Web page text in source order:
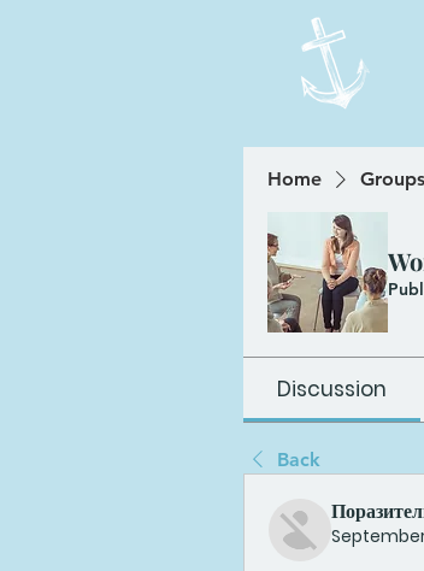
Home Groups
Discussion
Back
September